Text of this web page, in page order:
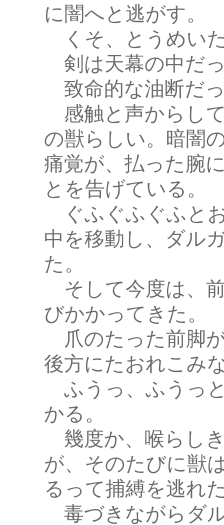
に闇へと逃がす。
くそ、とうめい
剣は天幕の中だ
致命的な油断だ
感触と声からし
の獣らしい。暗闇
痛覚が、払った腕
とを告げている。
ぐふぐふぐふと
中を移動し、ダル
た。
そして今度は、
びかかってきた。
爪のたった前脚
後方にたおれこみ
ふうっ、ふうっ
かる。
幾度か、喉らし
が、そのたびに獣
るって捕縛を逃れ
毒づきながらダ